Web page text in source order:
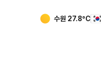
수원 27.8ºC